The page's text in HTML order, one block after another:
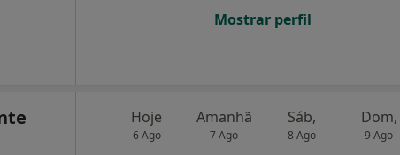
Mostrar perfil
Hoje
6 Ago
Amanhã
7 Ago
Sáb,
8 Ago
Dom,
9 Ago